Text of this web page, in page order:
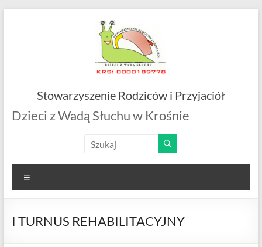
Stowarzyszenie Rodziców i Przyjaciół
Dzieci z Wadą Słuchu w Krośnie
I TURNUS REHABILITACYJNY